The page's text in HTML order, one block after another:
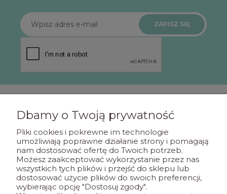
ZAPISZ SIĘ
POMOC
MOJE KONTO
PŁATNOŚCI I DOSTAWA
Dbamy o Twoją prywatność
Pliki cookies i pokrewne im technologie
umożliwiają poprawne działanie strony i pomagają
nam dostosować ofertę do Twoich potrzeb.
Możesz zaakceptować wykorzystanie przez nas
wszystkich tych plików i przejść do sklepu lub
dostosować użycie plików do swoich preferencji,
wybierając opcję "Dostosuj zgody".